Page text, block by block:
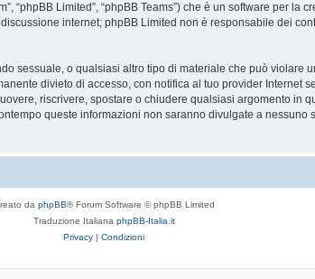
“phpBB Limited”, “phpBB Teams”) che è un software per la
internet; phpBB Limited non è responsabile dei
sessuale, o qualsiasi altro tipo di materiale che può violare
divieto di accesso, con notifica al tuo provider Internet
riscrivere, spostare o chiudere qualsiasi argomento in
queste informazioni non saranno divulgate a nessuno
da phpBB® Forum Software © phpBB Limited
Traduzione Italiana phpBB-Italia.it
Privacy | Condizioni